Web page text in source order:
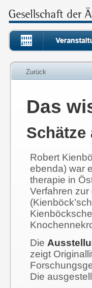
Zurück
Das
Robert
ebenda) war
therapie in
Verfahren
Die
zeigt
Die